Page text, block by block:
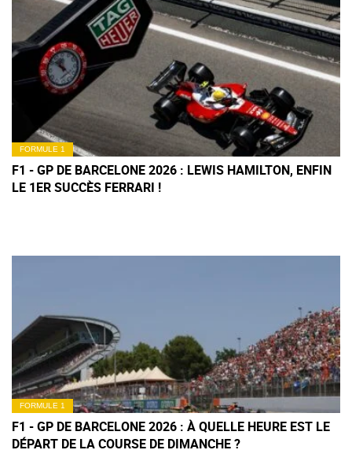
FORMULE 1
F1 - GP DE BARCELONE 2026 : LEWIS HAMILTON, ENFIN
LE 1ER SUCCÈS FERRARI !
FORMULE 1
F1 - GP DE BARCELONE 2026 : À QUELLE HEURE EST LE
DÉPART DE LA COURSE DE DIMANCHE ?